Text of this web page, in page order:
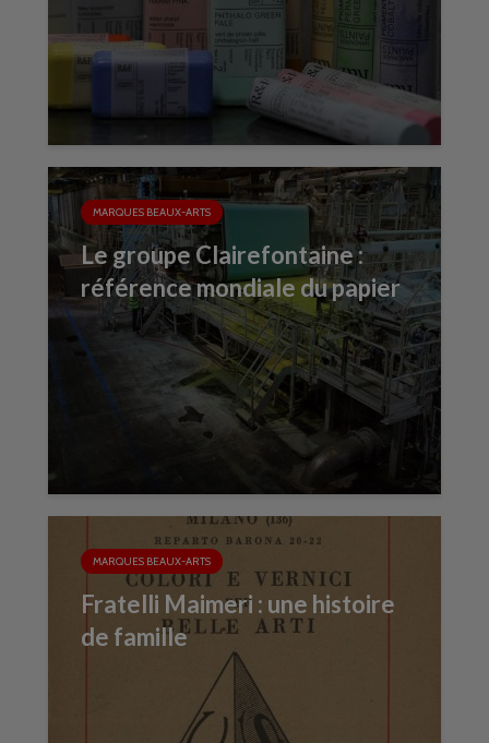
MARQUES BEAUX-ARTS
Le groupe Clairefontaine :
référence mondiale du papier
MARQUES BEAUX-ARTS
Fratelli Maimeri : une histoire
de famille